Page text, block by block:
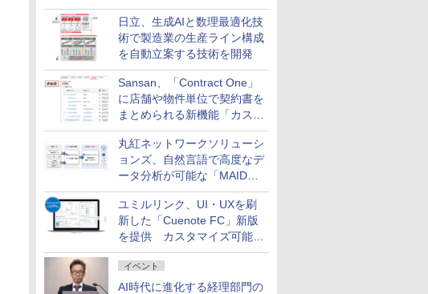
供
日立、生成AIと数理最適化技
術で製造業の生産ライン構成
を自動立案する技術を開発
Sansan、「Contract One」
に店舗や物件単位で契約書を
まとめられる新機能「カスタ
ム契約ツリー」を追加
丸紅ネットワークソリューシ
ョンズ、自然言語で高度なデ
ータ分析が可能な「MAIDOA
AI ASSIST」を9月より提供
ユミルリンク、UI・UXを刷
新した「Cuenote FC」新版
を提供 カスタマイズ可能な
ダッシュボード画面を搭載
イベント
AI時代に進化する経理部門の